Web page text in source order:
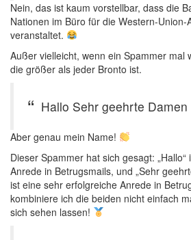
Nein, das ist kaum vorstellbar, dass die
Nationen im Büro für die Western-
veranstaltet.
Außer vielleicht, wenn ein Spammer mal
die größer als jeder Bronto ist.
Hallo Sehr geehrte
Aber genau mein Name!
Dieser Spammer hat sich gesagt:
Anrede in Betrugsmails, und „Sehr
ist eine sehr erfolgreiche Anrede in
kombiniere ich die beiden nicht einfach
sich sehen lassen!